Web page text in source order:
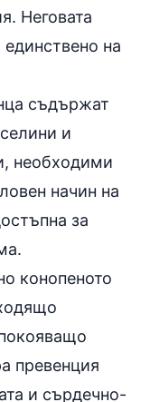
Неговата
на
съдържат
и
необходими
начин на
за
конопеното
превенция
и сърдечно-